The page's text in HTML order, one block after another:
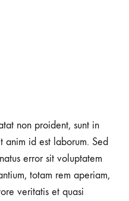
non proident, sunt in
id est laborum. Sed
error sit voluptatem
totam rem aperiam,
veritatis et quasi